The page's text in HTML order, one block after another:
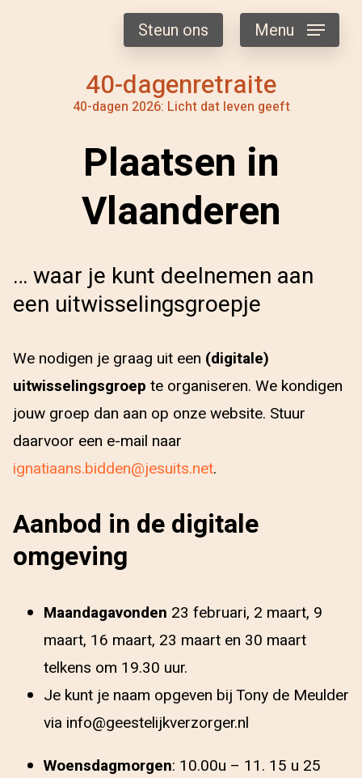
40-dagenretraite
40-dagen 2026: Licht dat leven geeft
Steun ons Menu
Plaatsen in
Vlaanderen
… waar je kunt deelnemen aan
een uitwisselingsgroepje
We nodigen je graag uit een (digitale)
uitwisselingsgroep te organiseren. We kondigen
jouw groep dan aan op onze website. Stuur
daarvoor een e-mail naar
ignatiaans.bidden@jesuits.net.
Aanbod in de digitale
omgeving
Maandagavonden 23 februari, 2 maart, 9
maart, 16 maart, 23 maart en 30 maart
telkens om 19.30 uur.
Je kunt je naam opgeven bij Tony de Meulder
via info@geestelijkverzorger.nl
Woensdagmorgen: 10.00u – 11. 15 u 25